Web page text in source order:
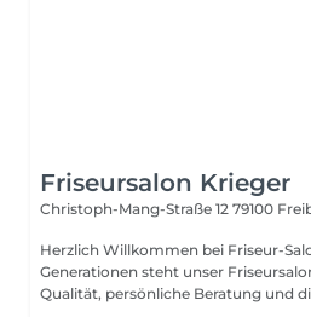
Friseursalon Krieger
Christoph-Mang-Straße 12 79100
Herzlich Willkommen bei Friseur-
Generationen steht unser
Qualität, persönliche Beratung und